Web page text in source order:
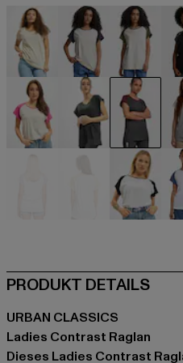
beige beige beige
grau
PRODUKT DETAILS
URBAN CLASSICS
Ladies Contrast Raglan
Dieses Ladies Contrast